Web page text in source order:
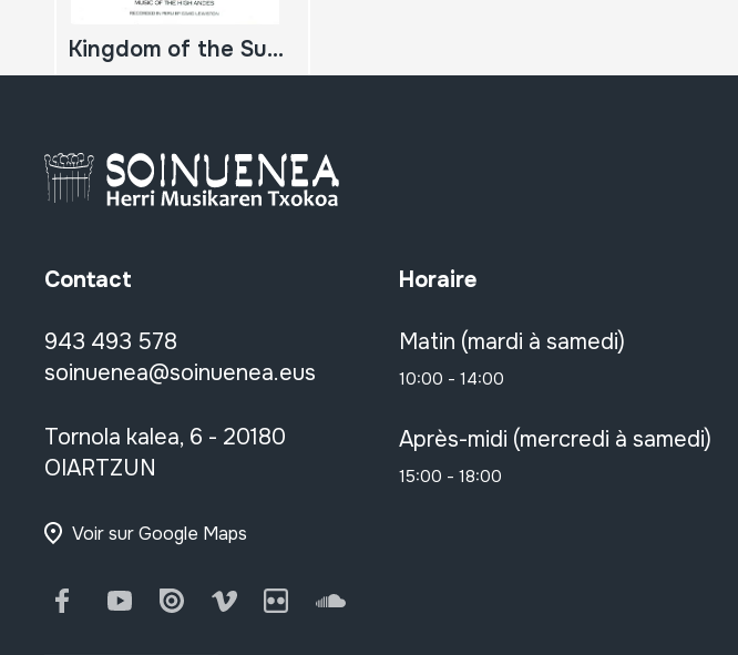
Kingdom of the Sun Peru's Inca Heritage; Fiestas of Peru; Music of the High Andes
Contact
943 493 578
soinuenea@soinuenea.eus
Tornola kalea, 6 - 20180
OIARTZUN
Voir sur Google Maps
FacebookYoutubeIssuu Vimeo FlickrSoundCloud
Horaire
Matin (mardi à samedi)
10:00 - 14:00
Après-midi (mercredi à samedi)
15:00 - 18:00